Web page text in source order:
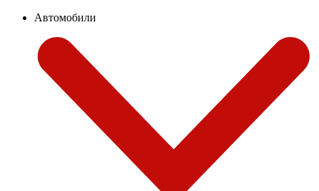
Автомобили